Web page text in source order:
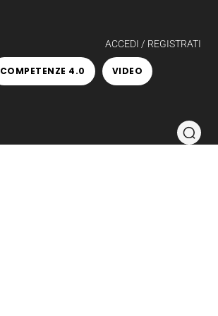
ACCEDI / REGISTRATI
COMPETENZE 4.0 VIDEO